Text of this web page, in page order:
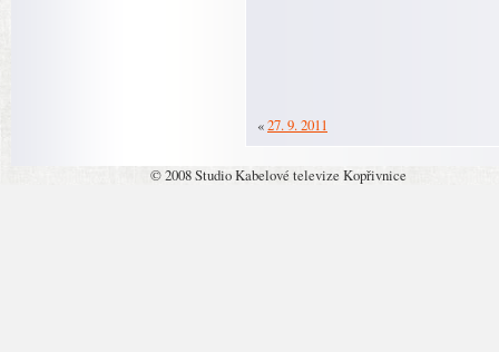
«27. 9. 2011
© 2008 Studio Kabelové televize Kopřivnice